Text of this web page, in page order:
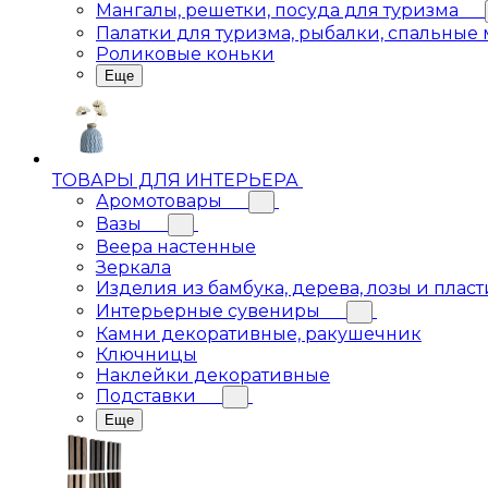
Мангалы, решетки, посуда для туризма
Палатки для туризма, рыбалки,
Роликовые коньки
Еще
ТОВАРЫ ДЛЯ ИНТЕРЬЕРА
Аромотовары
Вазы
Веера настенные
Зеркала
Изделия из бамбука, дерева, лозы и
Интерьерные сувениры
Камни декоративные, ракушечник
Ключницы
Наклейки декоративные
Подставки
Еще